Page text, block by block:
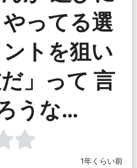
ってる選
トを狙い
」って 言
うな…
1年くらい前